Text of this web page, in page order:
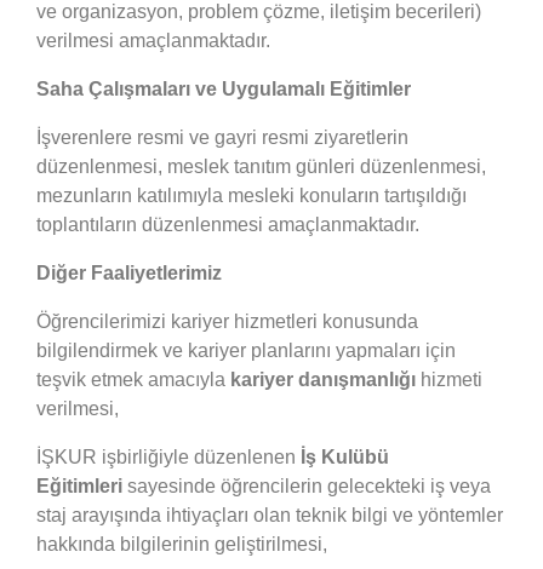
ve organizasyon, problem çözme, iletişim becerileri)
verilmesi amaçlanmaktadır.
Saha Çalışmaları ve Uygulamalı Eğitimler
İşverenlere resmi ve gayri resmi ziyaretlerin
düzenlenmesi, meslek tanıtım günleri düzenlenmesi,
mezunların katılımıyla mesleki konuların tartışıldığı
toplantıların düzenlenmesi amaçlanmaktadır.
Diğer Faaliyetlerimiz
Öğrencilerimizi kariyer hizmetleri konusunda
bilgilendirmek ve kariyer planlarını yapmaları için
teşvik etmek amacıyla kariyer danışmanlığı hizmeti
verilmesi,
İŞKUR işbirliğiyle düzenlenen İş Kulübü
Eğitimleri sayesinde öğrencilerin gelecekteki iş veya
staj arayışında ihtiyaçları olan teknik bilgi ve yöntemler
hakkında bilgilerinin geliştirilmesi,